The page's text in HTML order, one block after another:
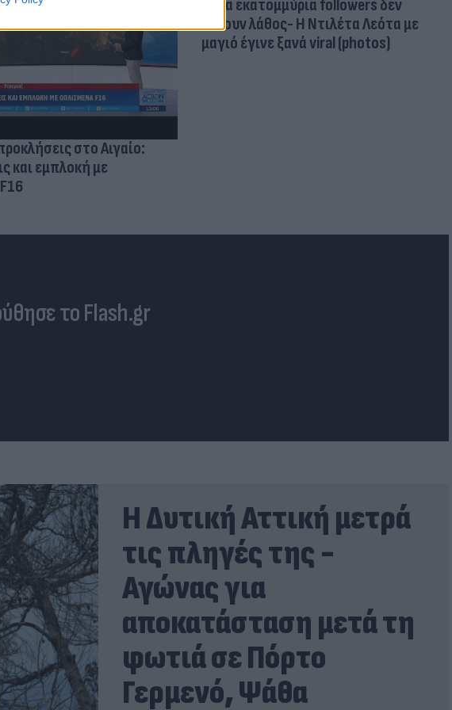
στο Αιγαίο:
και εμπλοκή με
Δέκα εκατομμύρια followers δεν
κάνουν λάθος- Η Ντιλέτα Λεότα με
μαγιό έγινε ξανά viral (photos)
το Flash.gr
Η Δυτική Αττική μετρά
τις πληγές της -
Αγώνας για
αποκατάσταση μετά τη
φωτιά σε Πόρτο
Γερμενό, Ψάθα